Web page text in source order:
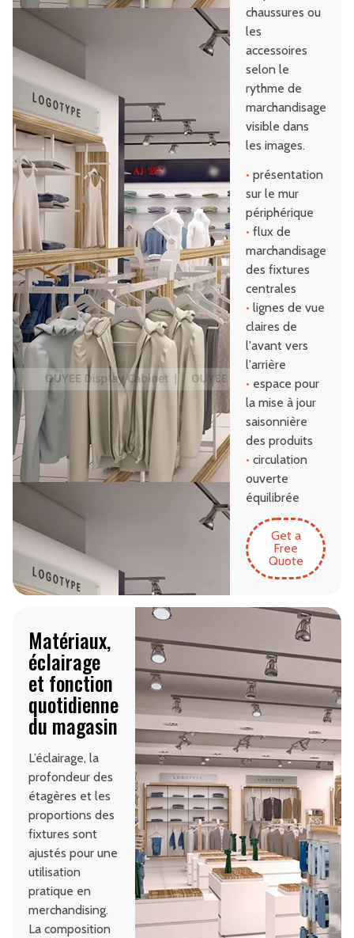
chaussures ou
les
accessoires
selon le
rythme de
marchandisage
visible dans
les images.
• présentation
sur le mur
périphérique
• flux de
marchandisage
des fixtures
centrales
• lignes de vue
claires de
l'avant vers
l'arrière
• espace pour
la mise à jour
saisonnière
des produits
• circulation
ouverte
équilibrée
Get a
Free
Quote
Matériaux,
éclairage
et fonction
quotidienne
du magasin
L’éclairage, la
profondeur des
étagères et les
proportions des
fixtures sont
ajustés pour une
utilisation
pratique en
merchandising.
La composition